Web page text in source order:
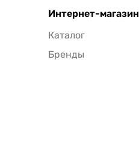
Интернет-магазин
Каталог
Бренды